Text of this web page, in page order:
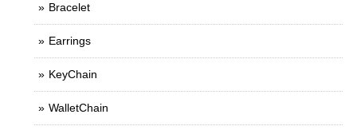
Bracelet
Earrings
KeyChain
WalletChain